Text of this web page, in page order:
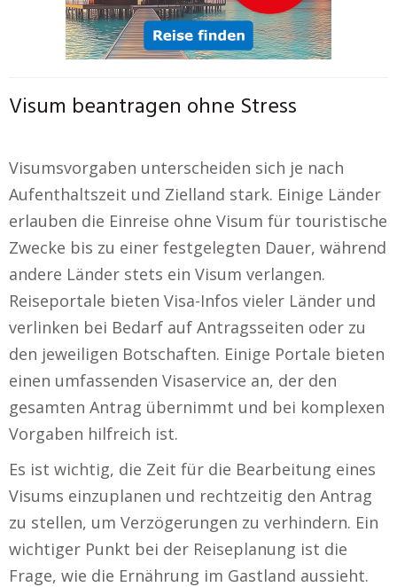
Visum beantragen ohne Stress
Visumsvorgaben unterscheiden sich je nach
Aufenthaltszeit und Zielland stark. Einige Länder
erlauben die Einreise ohne Visum für touristische
Zwecke bis zu einer festgelegten Dauer, während
andere Länder stets ein Visum verlangen.
Reiseportale bieten Visa-Infos vieler Länder und
verlinken bei Bedarf auf Antragsseiten oder zu
den jeweiligen Botschaften. Einige Portale bieten
einen umfassenden Visaservice an, der den
gesamten Antrag übernimmt und bei komplexen
Vorgaben hilfreich ist.
Es ist wichtig, die Zeit für die Bearbeitung eines
Visums einzuplanen und rechtzeitig den Antrag
zu stellen, um Verzögerungen zu verhindern. Ein
wichtiger Punkt bei der Reiseplanung ist die
Frage, wie die Ernährung im Gastland aussieht.